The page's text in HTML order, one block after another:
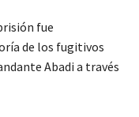
fue
de los fugitivos
Abadi a través